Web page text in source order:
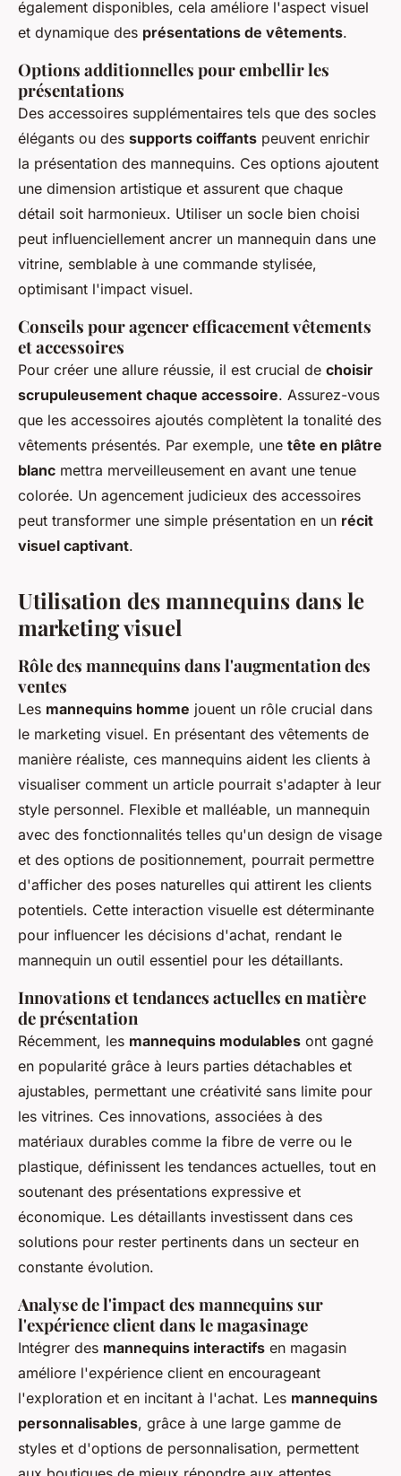
également disponibles, cela améliore l'aspect visuel
et dynamique des présentations de vêtements.
Options additionnelles pour embellir les
présentations
Des accessoires supplémentaires tels que des socles
élégants ou des supports coiffants peuvent enrichir
la présentation des mannequins. Ces options ajoutent
une dimension artistique et assurent que chaque
détail soit harmonieux. Utiliser un socle bien choisi
peut influenciellement ancrer un mannequin dans une
vitrine, semblable à une commande stylisée,
optimisant l'impact visuel.
Conseils pour agencer efficacement vêtements
et accessoires
Pour créer une allure réussie, il est crucial de choisir
scrupuleusement chaque accessoire. Assurez-vous
que les accessoires ajoutés complètent la tonalité des
vêtements présentés. Par exemple, une tête en plâtre
blanc mettra merveilleusement en avant une tenue
colorée. Un agencement judicieux des accessoires
peut transformer une simple présentation en un récit
visuel captivant.
Utilisation des mannequins dans le
marketing visuel
Rôle des mannequins dans l'augmentation des
ventes
Les mannequins homme jouent un rôle crucial dans
le marketing visuel. En présentant des vêtements de
manière réaliste, ces mannequins aident les clients à
visualiser comment un article pourrait s'adapter à leur
style personnel. Flexible et malléable, un mannequin
avec des fonctionnalités telles qu'un design de visage
et des options de positionnement, pourrait permettre
d'afficher des poses naturelles qui attirent les clients
potentiels. Cette interaction visuelle est déterminante
pour influencer les décisions d'achat, rendant le
mannequin un outil essentiel pour les détaillants.
Innovations et tendances actuelles en matière
de présentation
Récemment, les mannequins modulables ont gagné
en popularité grâce à leurs parties détachables et
ajustables, permettant une créativité sans limite pour
les vitrines. Ces innovations, associées à des
matériaux durables comme la fibre de verre ou le
plastique, définissent les tendances actuelles, tout en
soutenant des présentations expressive et
économique. Les détaillants investissent dans ces
solutions pour rester pertinents dans un secteur en
constante évolution.
Analyse de l'impact des mannequins sur
l'expérience client dans le magasinage
Intégrer des mannequins interactifs en magasin
améliore l'expérience client en encourageant
l'exploration et en incitant à l'achat. Les mannequins
personnalisables, grâce à une large gamme de
styles et d'options de personnalisation, permettent